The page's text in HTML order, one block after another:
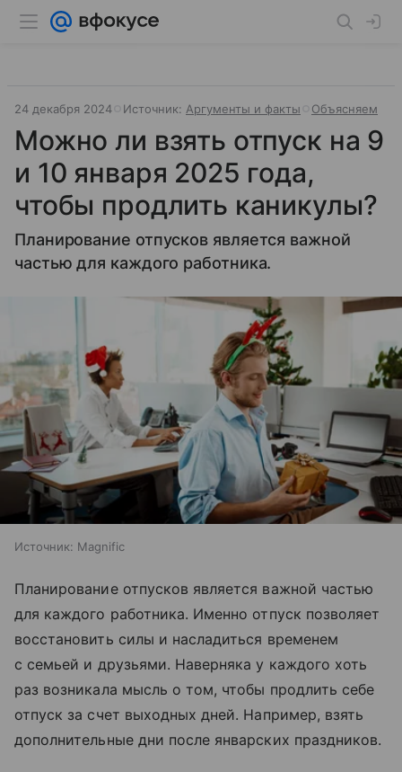
24 декабря 2024 Источник: Аргументы и факты Объясняем
Можно ли взять отпуск на 9
и 10 января 2025 года,
чтобы продлить каникулы?
Планирование отпусков является важной
частью для каждого работника.
Источник: Magnific
Планирование отпусков является важной частью
для каждого работника. Именно отпуск позволяет
восстановить силы и насладиться временем
с семьей и друзьями. Наверняка у каждого хоть
раз возникала мысль о том, чтобы продлить себе
отпуск за счет выходных дней. Например, взять
дополнительные дни после январских праздников.